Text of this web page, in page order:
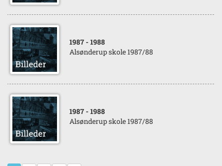
1987 - 1988
Alsønderup skole 1987/88
1987 - 1988
Alsønderup skole 1987/88